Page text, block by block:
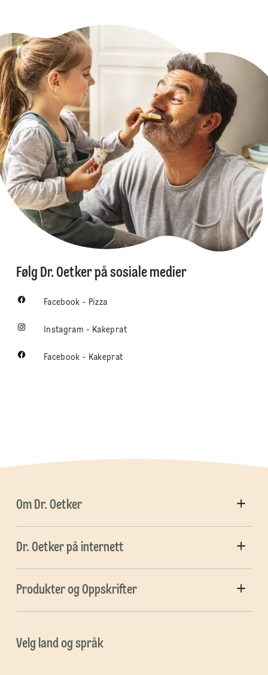
Følg Dr. Oetker på sosiale medier
Facebook - Pizza
Instagram - Kakeprat
Facebook - Kakeprat
Om Dr. Oetker
Dr. Oetker på internett
Produkter og Oppskrifter
Velg land og språk